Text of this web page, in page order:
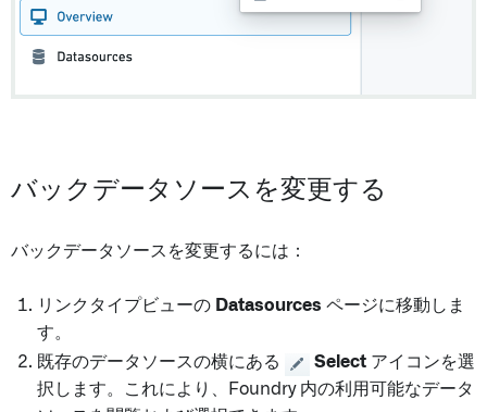
バックデータソースを変更する
バックデータソースを変更するには：
リンクタイプビューの Datasources ページに移動しま
す。
既存のデータソースの横にある
Select アイコンを選
択します。これにより、Foundry 内の利用可能なデータ